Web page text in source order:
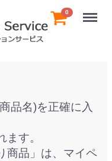
0 Menu
品名)を正確に入
す。
商品」は、マイペ